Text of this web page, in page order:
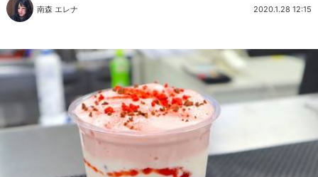
南森 エレナ 2020.1.28 12:15